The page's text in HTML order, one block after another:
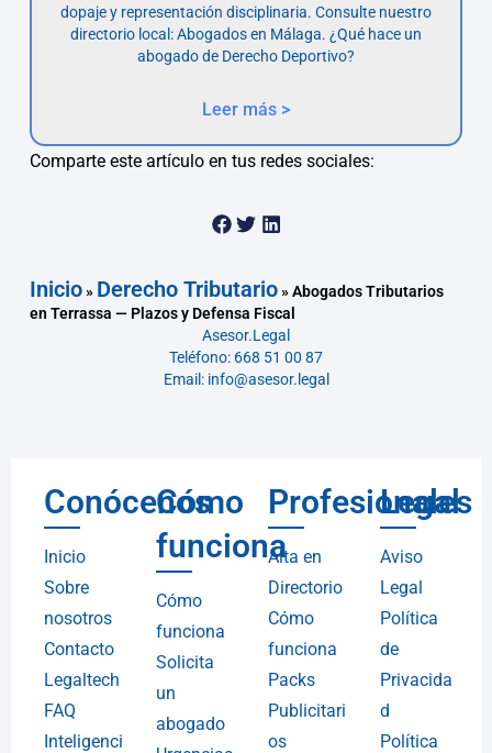
dopaje y representación disciplinaria. Consulte nuestro
directorio local: Abogados en Málaga. ¿Qué hace un
abogado de Derecho Deportivo?
Leer más >
Comparte este artículo en tus redes sociales:
Inicio» Derecho Tributario»Abogados Tributarios
en Terrassa — Plazos y Defensa Fiscal
Asesor.Legal
Teléfono: 668 51 00 87
Email: info@asesor.legal
Conócenos
Inicio
Sobre
nosotros
Contacto
Legaltech
FAQ
Inteligenci
Cómo
funciona
Cómo
funciona
Solicita
un
abogado
Profesionales
Alta en
Directorio
Cómo
funciona
Packs
Publicitari
os
Legal
Aviso
Legal
Política
de
Privacida
d
Política